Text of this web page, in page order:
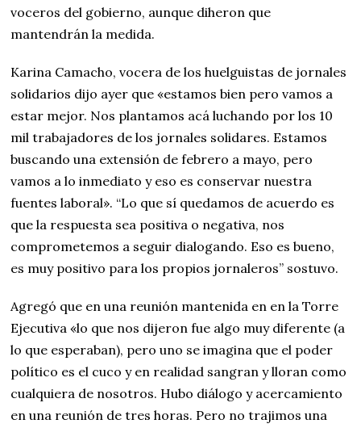
voceros del gobierno, aunque diheron que
mantendrán la medida.
Karina Camacho, vocera de los huelguistas de jornales
solidarios dijo ayer que «estamos bien pero vamos a
estar mejor. Nos plantamos acá luchando por los 10
mil trabajadores de los jornales solidares. Estamos
buscando una extensión de febrero a mayo, pero
vamos a lo inmediato y eso es conservar nuestra
fuentes laboral». “Lo que sí quedamos de acuerdo es
que la respuesta sea positiva o negativa, nos
comprometemos a seguir dialogando. Eso es bueno,
es muy positivo para los propios jornaleros” sostuvo.
Agregó que en una reunión mantenida en en la Torre
Ejecutiva «lo que nos dijeron fue algo muy diferente (a
lo que esperaban), pero uno se imagina que el poder
político es el cuco y en realidad sangran y lloran como
cualquiera de nosotros. Hubo diálogo y acercamiento
en una reunión de tres horas. Pero no trajimos una